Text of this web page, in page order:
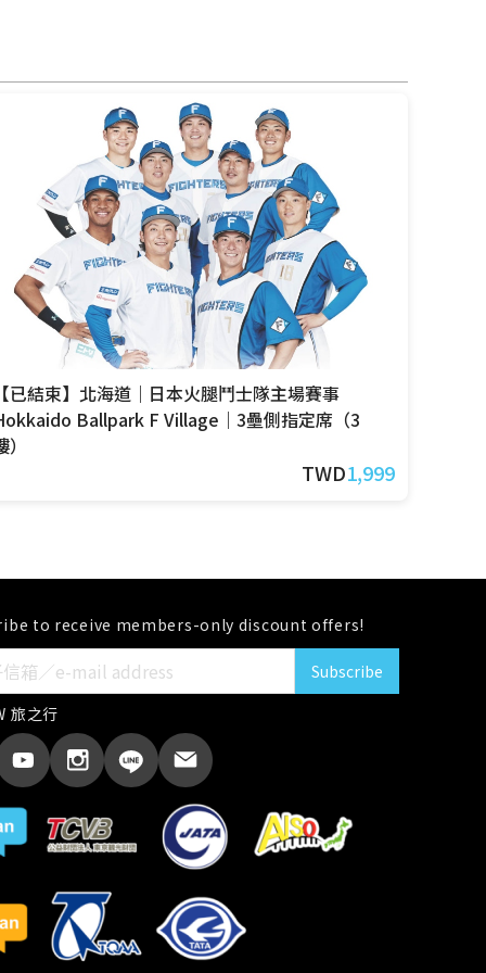
已結束】北海道｜日本火腿鬥士隊主場賽事
Ballpark F Village｜3壘側指定席（3
TWD1,999
to receive members-only discount offers!
Subscribe
旅之行